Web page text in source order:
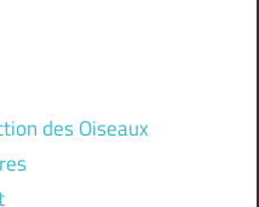
des Oiseaux